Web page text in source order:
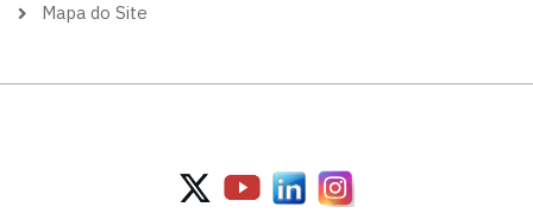
Mapa do Site